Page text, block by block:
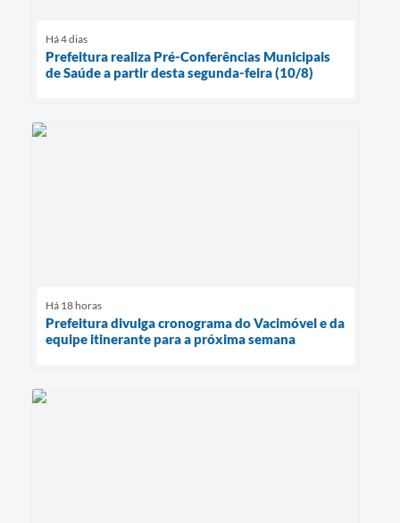
Há 4 dias
Prefeitura realiza Pré-Conferências Municipais
de Saúde a partir desta segunda-feira (10/8)
Há 18 horas
Prefeitura divulga cronograma do Vacimóvel e da
equipe itinerante para a próxima semana